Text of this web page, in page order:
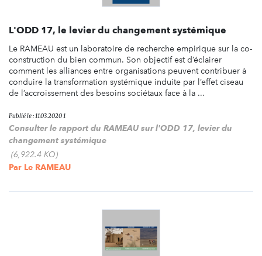
L'ODD 17, le levier du changement systémique
Le RAMEAU est un laboratoire de recherche empirique sur la co-
construction du bien commun. Son objectif est d’éclairer
comment les alliances entre organisations peuvent contribuer à
conduire la transformation systémique induite par l’effet ciseau
de l’accroissement des besoins sociétaux face à la ...
Publié le : 11.03.2020 1
Consulter le rapport du RAMEAU sur l'ODD 17, levier du
changement systémique
(6,922.4 KO)
Par Le RAMEAU